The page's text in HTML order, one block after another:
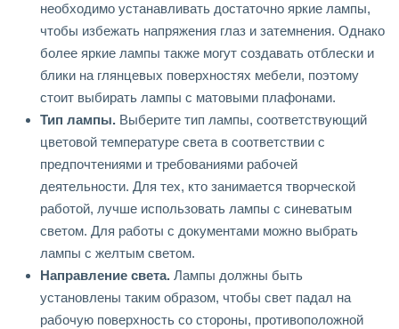
необходимо устанавливать достаточно яркие лампы,
чтобы избежать напряжения глаз и затемнения. Однако
более яркие лампы также могут создавать отблески и
блики на глянцевых поверхностях мебели, поэтому
стоит выбирать лампы с матовыми плафонами.
Тип лампы. Выберите тип лампы, соответствующий
цветовой температуре света в соответствии с
предпочтениями и требованиями рабочей
деятельности. Для тех, кто занимается творческой
работой, лучше использовать лампы с синеватым
светом. Для работы с документами можно выбрать
лампы с желтым светом.
Направление света. Лампы должны быть
установлены таким образом, чтобы свет падал на
рабочую поверхность со стороны, противоположной